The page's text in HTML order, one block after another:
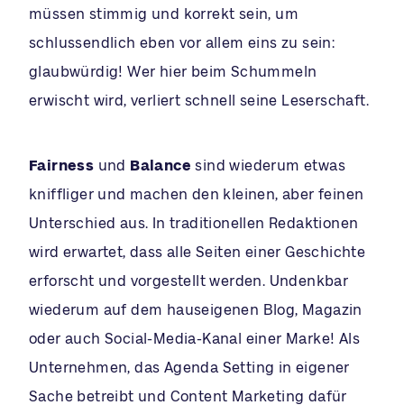
müssen stimmig und korrekt sein, um
schlussendlich eben vor allem eins zu sein:
glaubwürdig! Wer hier beim Schummeln
erwischt wird, verliert schnell seine Leserschaft.
Fairness und Balancesind wiederum etwas
kniffliger und machen den kleinen, aber feinen
Unterschied aus. In traditionellen Redaktionen
wird erwartet, dass alle Seiten einer Geschichte
erforscht und vorgestellt werden. Undenkbar
wiederum auf dem hauseigenen Blog, Magazin
oder auch Social-Media-Kanal einer Marke! Als
Unternehmen, das Agenda Setting in eigener
Sache betreibt und Content Marketing dafür